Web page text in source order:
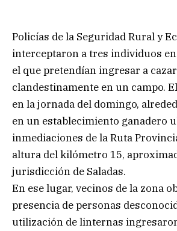
Policías de la Seguridad Rural y
interceptaron a tres individuos
el que pretendían ingresar a cazar
clandestinamente en un campo.
en la jornada del domingo,
en un establecimiento ganadero
inmediaciones de la Ruta
altura del kilómetro 15,
jurisdicción de Saladas.
En ese lugar, vecinos de la zona
presencia de personas
utilización de linternas